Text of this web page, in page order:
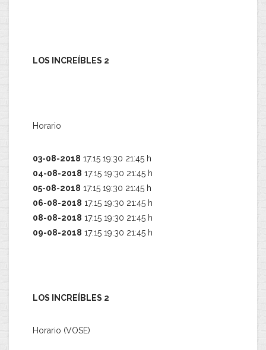
LOS INCREÍBLES 2
Horario
03-08-2018 17:15 19:30 21:45 h
04-08-2018 17:15 19:30 21:45 h
05-08-2018 17:15 19:30 21:45 h
06-08-2018 17:15 19:30 21:45 h
08-08-2018 17:15 19:30 21:45 h
09-08-2018 17:15 19:30 21:45 h
LOS INCREÍBLES 2
Horario (VOSE)